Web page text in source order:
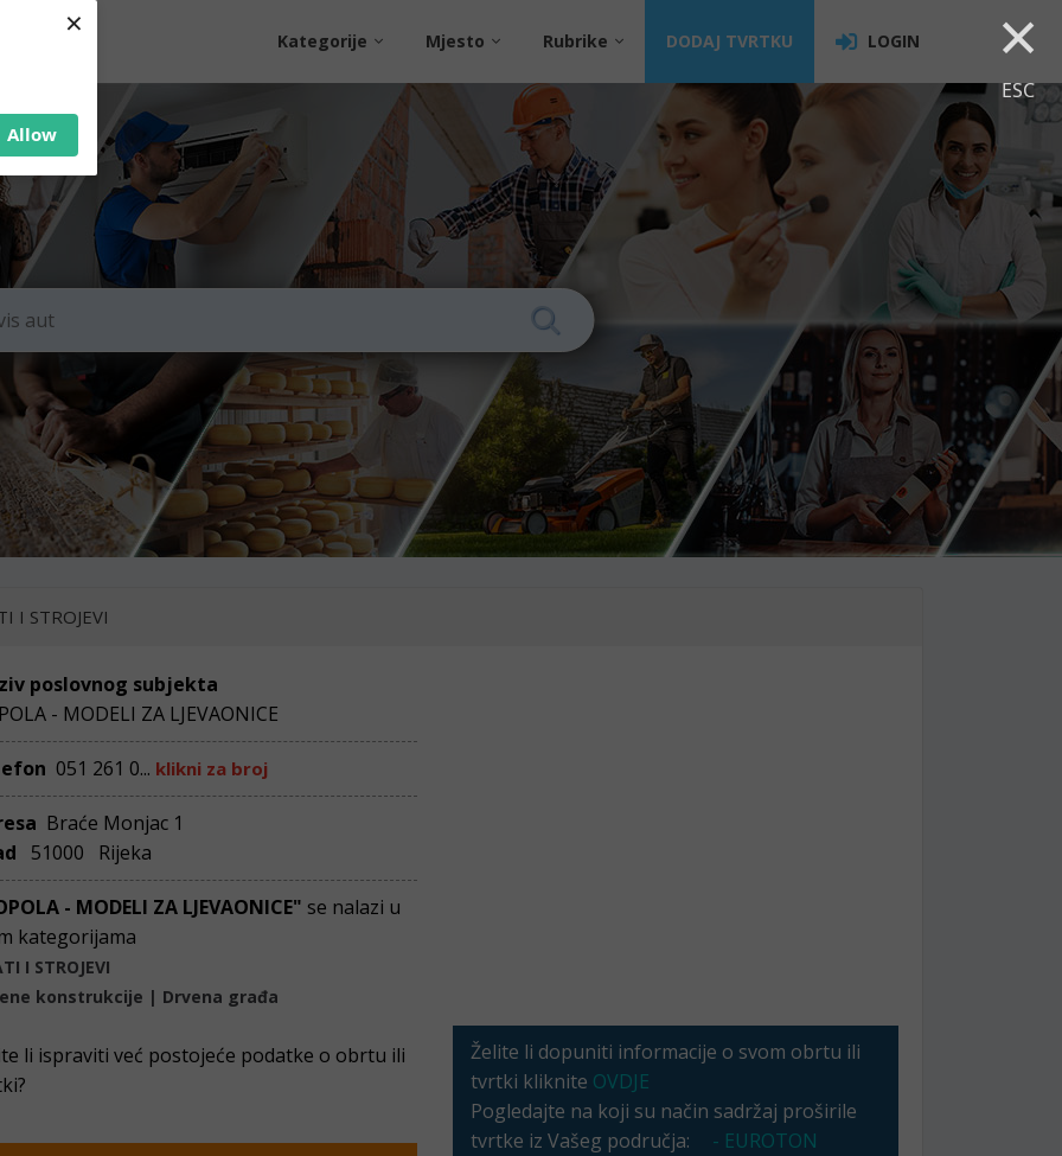
Allow
× ×
ESC
Kategorije Mjesto Rubrike DODAJ TVRTKU LOGIN
I STROJEVI
poslovnog subjekta
- MODELI ZA LJEVAONICE
051 261 0... klikni za broj
Braće Monjac 1
51000 Rijeka
- MODELI ZA LJEVAONICE" se nalazi u
kategorijama
I STROJEVI
konstrukcije | Drvena građa
li ispraviti već postojeće podatke o obrtu ili
Želite li dopuniti informacije o svom obrtu ili
tvrtki kliknite OVDJE
Pogledajte na koji su način sadržaj proširile
tvrtke iz Vašeg područja:
- EUROTON